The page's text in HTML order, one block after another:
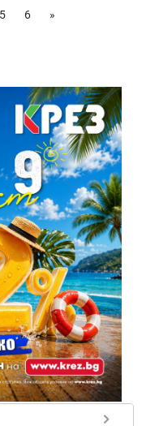
5 6 »